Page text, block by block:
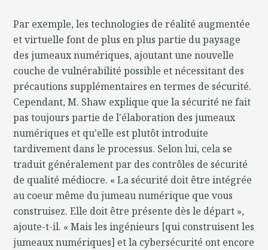
Par exemple, les technologies de réalité augmentée
et virtuelle font de plus en plus partie du paysage
des jumeaux numériques, ajoutant une nouvelle
couche de vulnérabilité possible et nécessitant des
précautions supplémentaires en termes de sécurité.
Cependant, M. Shaw explique que la sécurité ne fait
pas toujours partie de l'élaboration des jumeaux
numériques et qu'elle est plutôt introduite
tardivement dans le processus. Selon lui, cela se
traduit généralement par des contrôles de sécurité
de qualité médiocre. « La sécurité doit être intégrée
au coeur même du jumeau numérique que vous
construisez. Elle doit être présente dès le départ »,
ajoute-t-il. « Mais les ingénieurs [qui construisent les
jumeaux numériques] et la cybersécurité ont encore